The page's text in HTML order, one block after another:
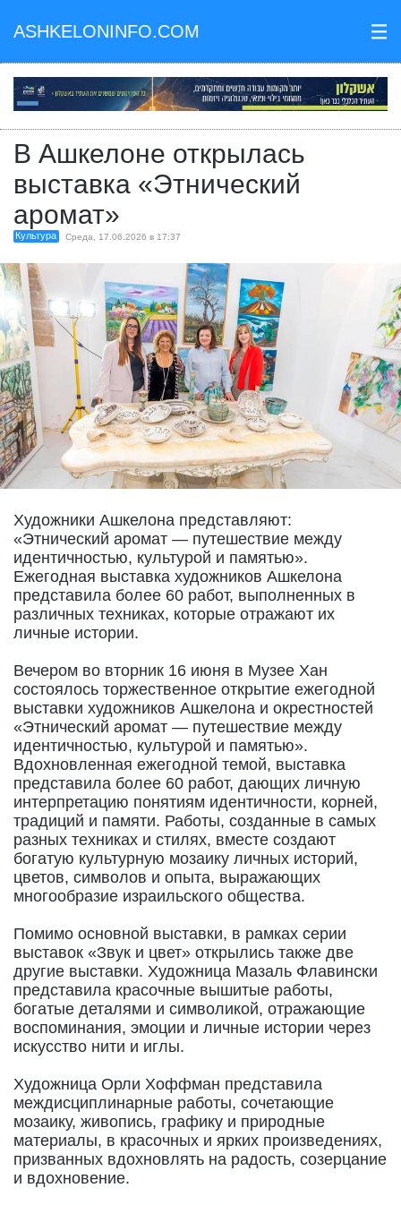
ASHKELONINFO.COM III
В Ашкелоне открылась
выставка «Этнический
аромат»
Культура Среда, 17.06.2026 в 17:37
Художники Ашкелона представляют:
«Этнический аромат — путешествие между
идентичностью, культурой и памятью».
Ежегодная выставка художников Ашкелона
представила более 60 работ, выполненных в
различных техниках, которые отражают их
личные истории.
Вечером во вторник 16 июня в Музее Хан
состоялось торжественное открытие ежегодной
выставки художников Ашкелона и окрестностей
«Этнический аромат — путешествие между
идентичностью, культурой и памятью».
Вдохновленная ежегодной темой, выставка
представила более 60 работ, дающих личную
интерпретацию понятиям идентичности, корней,
традиций и памяти. Работы, созданные в самых
разных техниках и стилях, вместе создают
богатую культурную мозаику личных историй,
цветов, символов и опыта, выражающих
многообразие израильского общества.
Помимо основной выставки, в рамках серии
выставок «Звук и цвет» открылись также две
другие выставки. Художница Мазаль Флавински
представила красочные вышитые работы,
богатые деталями и символикой, отражающие
воспоминания, эмоции и личные истории через
искусство нити и иглы.
Художница Орли Хоффман представила
междисциплинарные работы, сочетающие
мозаику, живопись, графику и природные
материалы, в красочных и ярких произведениях,
призванных вдохновлять на радость, созерцание
и вдохновение.